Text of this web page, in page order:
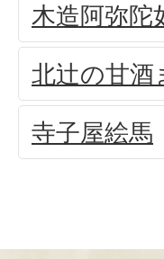
木造阿弥陀
北辻の甘酒
寺子屋絵馬